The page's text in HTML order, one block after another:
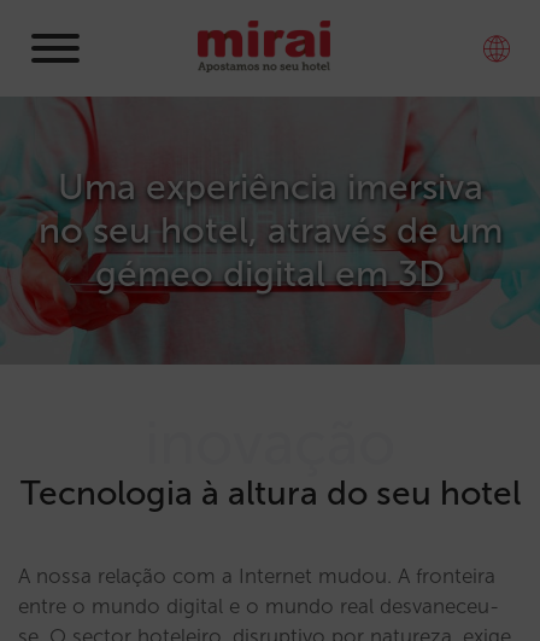
Uma experiência imersiva
no seu hotel, através de um
gémeo digital em 3D
Tecnologia à altura do seu hotel
A nossa relação com a Internet mudou. A fronteira
entre o mundo digital e o mundo real desvaneceu-
se. O sector hoteleiro, disruptivo por natureza, exige